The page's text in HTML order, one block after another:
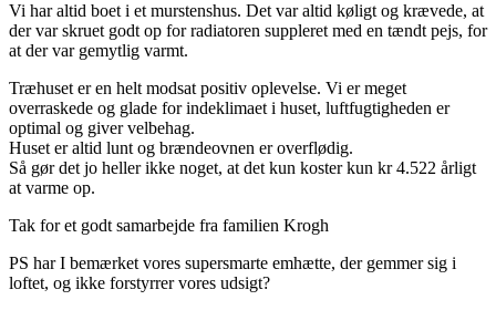
Vi har altid boet i et murstenshus. Det var altid køligt og krævede, at
der var skruet godt op for radiatoren suppleret med en tændt pejs, for
at der var gemytlig varmt.
Træhuset er en helt modsat positiv oplevelse. Vi er meget
overraskede og glade for indeklimaet i huset, luftfugtigheden er
optimal og giver velbehag.
Huset er altid lunt og brændeovnen er overflødig.
Så gør det jo heller ikke noget, at det kun koster kun kr 4.522 årligt
at varme op.
Tak for et godt samarbejde fra familien Krogh
PS har I bemærket vores supersmarte emhætte, der gemmer sig i
loftet, og ikke forstyrrer vores udsigt?